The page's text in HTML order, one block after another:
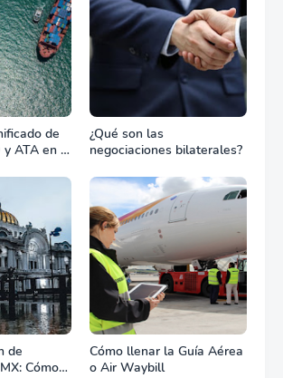
de
y ATA en el
¿Qué son las
negociaciones bilaterales?
de
Cómo
Cómo llenar la Guía Aérea
o Air Waybill